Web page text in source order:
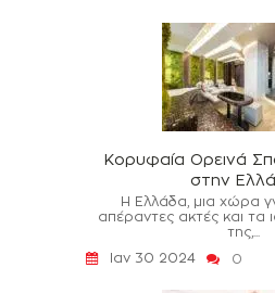
Κορυφαία Ορεινά
στην
Η Ελλάδα, μια χώρα
απέραντες ακτές και τα
της,...
Ιαν 30 2024
0